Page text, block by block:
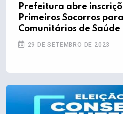
Prefeitura abre
Primeiros Socorros
Comunitários de Saúde
29 DE SETEMBRO DE 2023